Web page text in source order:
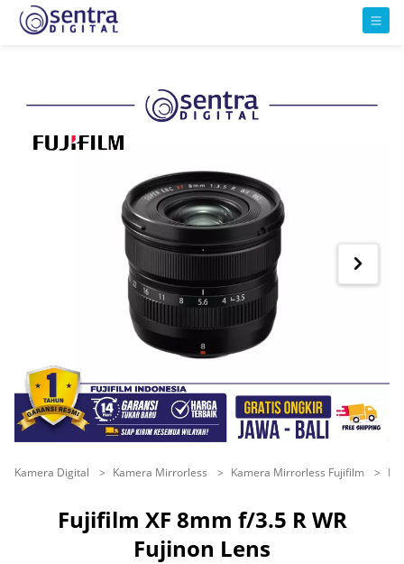
Kamera Digital Kamera Mirrorless Kamera Mirrorless Fujifilm
Fujifilm XF 8mm f/3.5 R WR
Fujinon Lens